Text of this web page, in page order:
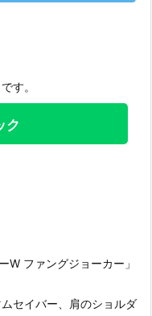
す。
ク
W ファングジョーカー」
セイバー、肩のショルダ